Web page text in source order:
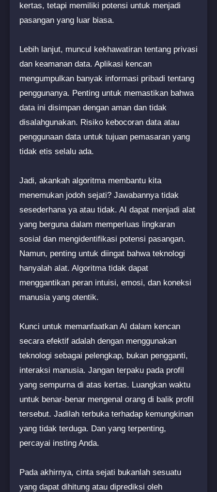
kertas, tetapi memiliki potensi untuk menjadi
pasangan yang luar biasa.
Lebih lanjut, muncul kekhawatiran tentang privasi
dan keamanan data. Aplikasi kencan
mengumpulkan banyak informasi pribadi tentang
penggunanya. Penting untuk memastikan bahwa
data ini disimpan dengan aman dan tidak
disalahgunakan. Risiko kebocoran data atau
penggunaan data untuk tujuan pemasaran yang
tidak etis selalu ada.
Jadi, akankah algoritma membantu kita
menemukan jodoh sejati? Jawabannya tidak
sesederhana ya atau tidak. AI dapat menjadi alat
yang berguna dalam memperluas lingkaran
sosial dan mengidentifikasi potensi pasangan.
Namun, penting untuk diingat bahwa teknologi
hanyalah alat. Algoritma tidak dapat
menggantikan peran intuisi, emosi, dan koneksi
manusia yang otentik.
Kunci untuk memanfaatkan AI dalam kencan
secara efektif adalah dengan menggunakan
teknologi sebagai pelengkap, bukan pengganti,
interaksi manusia. Jangan terpaku pada profil
yang sempurna di atas kertas. Luangkan waktu
untuk benar-benar mengenal orang di balik profil
tersebut. Jadilah terbuka terhadap kemungkinan
yang tidak terduga. Dan yang terpenting,
percayai insting Anda.
Pada akhirnya, cinta sejati bukanlah sesuatu
yang dapat dihitung atau diprediksi oleh